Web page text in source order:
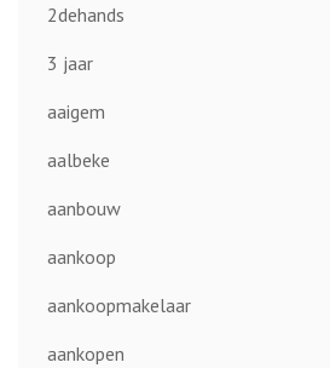
2dehands
3 jaar
aaigem
aalbeke
aanbouw
aankoop
aankoopmakelaar
aankopen